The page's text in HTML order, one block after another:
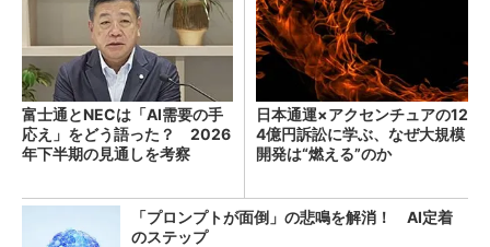
富士通とNECは「AI需要の手
応え」をどう語った？ 2026
年下半期の見通しを考察
日本通運×アクセンチュアの12
4億円訴訟に学ぶ、なぜ大規模
開発は“燃える”のか
「プロンプトが面倒」の悲鳴を解消！ AI定着
のステップ